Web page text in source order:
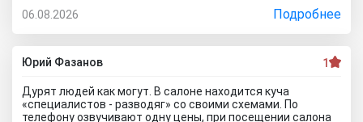
почти не ездила! Я ушел из салона, потому что мне такой
расклад не подходит. Битое авто я могу купить и с рук и
намного дешевле, чем тут... Сожаления только о
потерянном времени которого можно было избежать
если бы я почитал отзывы об автоцентре Нтт авто до
82В.
06.08.2026 Подробнее
Юрий Фазанов 1
Дурят людей как могут. В салоне находится куча
«специалистов - разводяг» со своими схемами. По
телефону озвучивают одну цены, при посещении салона